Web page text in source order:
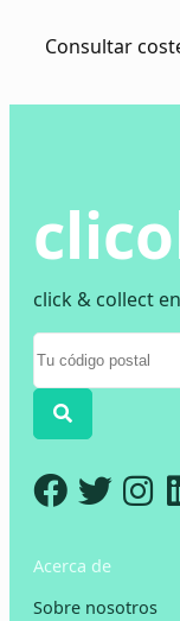
Consultar
click & collect
Acerca de
Sobre nosotros